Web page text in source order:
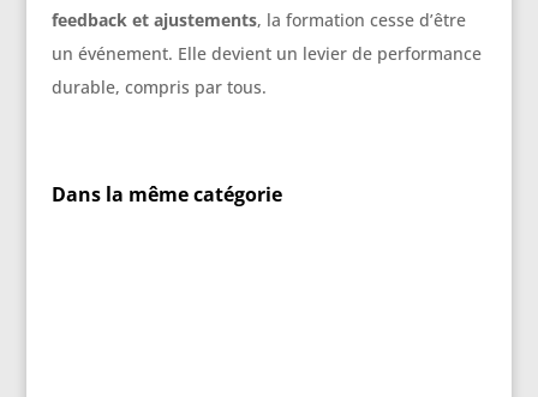
feedback et ajustements, la formation cesse d’être
un événement. Elle devient un levier de performance
durable, compris par tous.
Dans la même catégorie